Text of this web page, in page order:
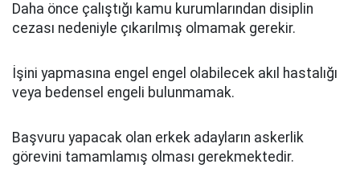
Daha önce çalıştığı kamu kurumlarından disiplin
cezası nedeniyle çıkarılmış olmamak gerekir.
İşini yapmasına engel engel olabilecek akıl hastalığı
veya bedensel engeli bulunmamak.
Başvuru yapacak olan erkek adayların askerlik
görevini tamamlamış olması gerekmektedir.